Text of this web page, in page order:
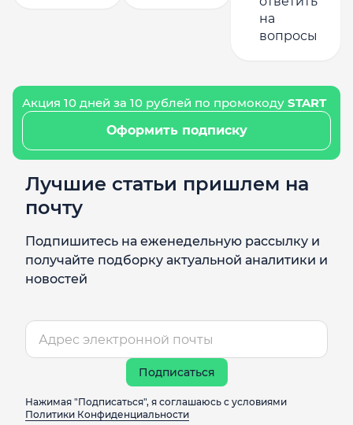
на
вопросы
Акция 10 дней за 10 рублей по промокоду START
Оформить подписку
Лучшие статьи пришлем на
почту
Подпишитесь на еженедельную рассылку и
получайте подборку актуальной аналитики и
новостей
Подписаться
Нажимая "Подписаться", я соглашаюсь с условиями
Политики Конфиденциальности